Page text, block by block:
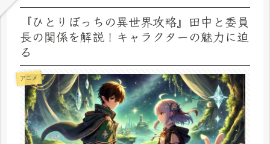
『ひとりぼっちの異世界攻略』田中と委員
長の関係を解説！キャラクターの魅力に迫
る
アニメ